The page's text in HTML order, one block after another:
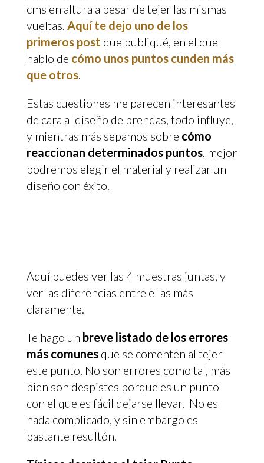
cms en altura a pesar de tejer las mismas
vueltas. Aquí te dejo uno de los
primeros post que publiqué, en el que
hablo de cómo unos puntos cunden más
que otros.
Estas cuestiones me parecen interesantes
de cara al diseño de prendas, todo influye,
y mientras más sepamos sobre cómo
reaccionan determinados puntos, mejor
podremos elegir el material y realizar un
diseño con éxito.
Aquí puedes ver las 4 muestras juntas, y
ver las diferencias entre ellas más
claramente.
Te hago un breve listado de los errores
más comunesque se comenten al tejer
este punto. No son errores como tal, más
bien son despistes porque es un punto
con el que es fácil dejarse llevar. No es
nada complicado, y sin embargo es
bastante resultón.